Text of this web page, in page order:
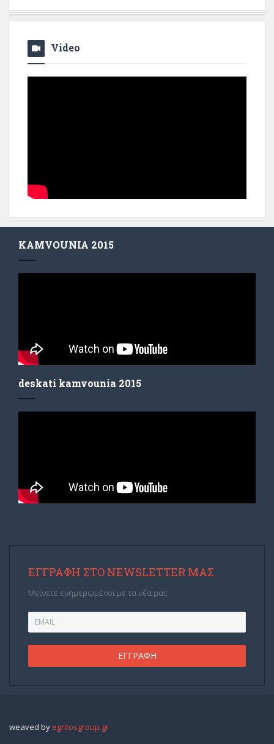
Video
KAMVOUNIA 2015
deskati kamvounia 2015
ΕΓΓΡΑΦΉ ΣΤΟ NEWSLETTER ΜΑΣ
Μείνετε ενημερωμένοι με τα νέα μας
weaved by egritosgroup.gr